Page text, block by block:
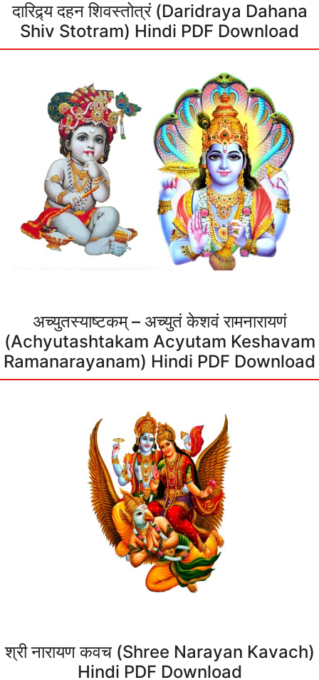
दारिद्र्य दहन शिवस्तोत्रं (Daridraya Dahana
Shiv Stotram) Hindi PDF Download
अच्युतस्याष्टकम् – अच्युतं केशवं रामनारायणं
(Achyutashtakam Acyutam Keshavam
Ramanarayanam) Hindi PDF Download
श्री नारायण कवच (Shree Narayan Kavach)
Hindi PDF Download